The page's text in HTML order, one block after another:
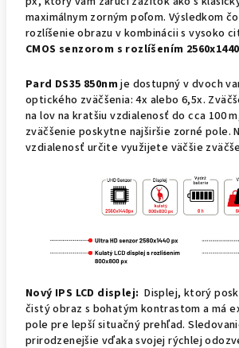
maximálnym zorným poľom. Výsledkom
rozlíšenie obrazu v kombinácii s vysoko
CMOS senzorom s rozlíšením
Pard DS35 850nmje dostupný v dvoch
optického zväčšenia: 4x alebo 6,5x.
na lov na kratšiu vzdialenosť do cca 100
zväčšenie poskytne najširšie zorné pole.
vzdialenosť určite využijete väčšie
Nový IPS LCD displej: Displej, ktorý
čistý obraz s bohatým kontrastom a má
pole pre lepší situačný prehľad.
prirodzenejšie vďaka svojej rýchlej